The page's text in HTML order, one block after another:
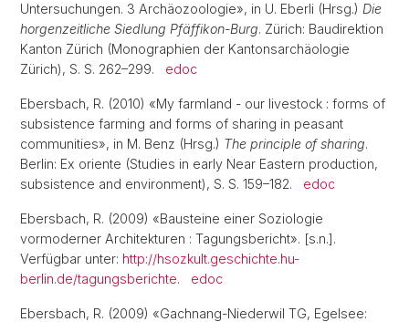
Untersuchungen. 3 Archäozoologie», in U. Eberli (Hrsg.) Die
horgenzeitliche Siedlung Pfäffikon-Burg. Zürich: Baudirektion
Kanton Zürich (Monographien der Kantonsarchäologie
Zürich), S. S. 262–299. edoc
Ebersbach, R. (2010) «My farmland - our livestock : forms of
subsistence farming and forms of sharing in peasant
communities», in M. Benz (Hrsg.) The principle of sharing.
Berlin: Ex oriente (Studies in early Near Eastern production,
subsistence and environment), S. S. 159–182. edoc
Ebersbach, R. (2009) «Bausteine einer Soziologie
vormoderner Architekturen : Tagungsbericht». [s.n.].
Verfügbar unter: http://hsozkult.geschichte.hu-
berlin.de/tagungsberichte. edoc
Ebersbach, R. (2009) «Gachnang-Niederwil TG, Egelsee: